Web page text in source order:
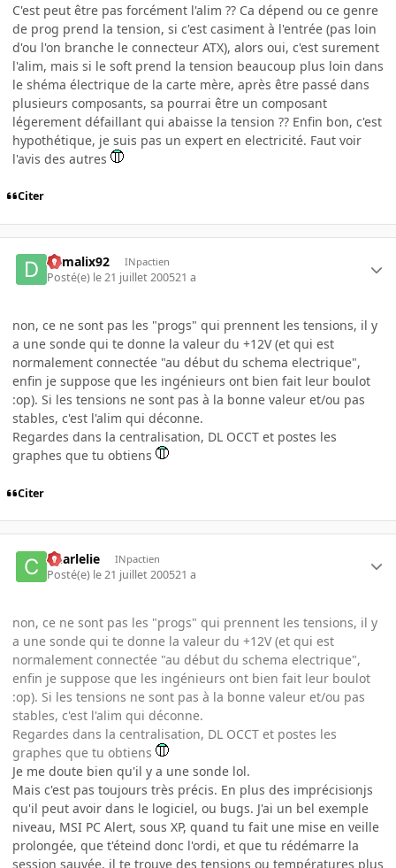
C'est peut être pas forcément l'alim ?? Ca dépend ou ce genre
de prog prend la tension, si c'est casiment à l'entrée (pas loin
d'ou l'on branche le connecteur ATX), alors oui, c'est surement
l'alim, mais si le soft prend la tension beaucoup plus loin dans
le shéma électrique de la carte mère, après être passé dans
plusieurs composants, sa pourrai être un composant
légerement défaillant qui abaisse la tension ?? Enfin bon, c'est
hypothétique, je suis pas un expert en electricité. Faut voir
l'avis des autres
Citer
damalix92 INpactien
Posté(e) le 21 juillet 200521 a
non, ce ne sont pas les "progs" qui prennent les tensions, il y
a une sonde qui te donne la valeur du +12V (et qui est
normalement connectée "au début du schema electrique",
enfin je suppose que les ingénieurs ont bien fait leur boulot
:op). Si les tensions ne sont pas à la bonne valeur et/ou pas
stables, c'est l'alim qui déconne.
Regardes dans la centralisation, DL OCCT et postes les
graphes que tu obtiens
Citer
Charlelie INpactien
Posté(e) le 21 juillet 200521 a
non, ce ne sont pas les "progs" qui prennent les tensions, il y
a une sonde qui te donne la valeur du +12V (et qui est
normalement connectée "au début du schema electrique",
enfin je suppose que les ingénieurs ont bien fait leur boulot
:op). Si les tensions ne sont pas à la bonne valeur et/ou pas
stables, c'est l'alim qui déconne.
Regardes dans la centralisation, DL OCCT et postes les
graphes que tu obtiens
Je me doute bien qu'il y a une sonde lol.
Mais c'est pas toujours très précis. En plus des imprécisionjs
qu'il peut avoir dans le logiciel, ou bugs. J'ai un bel exemple
niveau, MSI PC Alert, sous XP, quand tu fait une mise en veille
prolongée, que t'éteind donc l'ordi, et que tu rédémarre la
session sauvée, il te trouve des tensions ou températures plus